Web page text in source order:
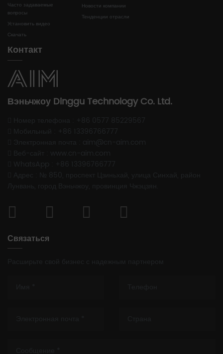
Часто задаваемые
вопросы
Установить видео
Скачать
Новости компании
Тенденции отрасли
Контакт
Вэньчжоу Dinggu Technology Co. Ltd.
Связаться